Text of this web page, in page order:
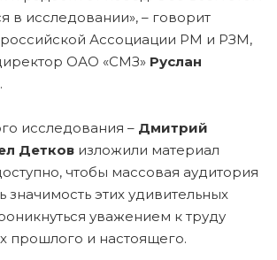
в исследовании», – говорит
Ассоциации РМ и РЗМ,
ОАО «СМЗ» Руслан
.
исследования – Дмитрий
Детков изложили материал
чтобы массовая аудитория
значимость этих удивительных
уважением к труду
прошлого и настоящего.